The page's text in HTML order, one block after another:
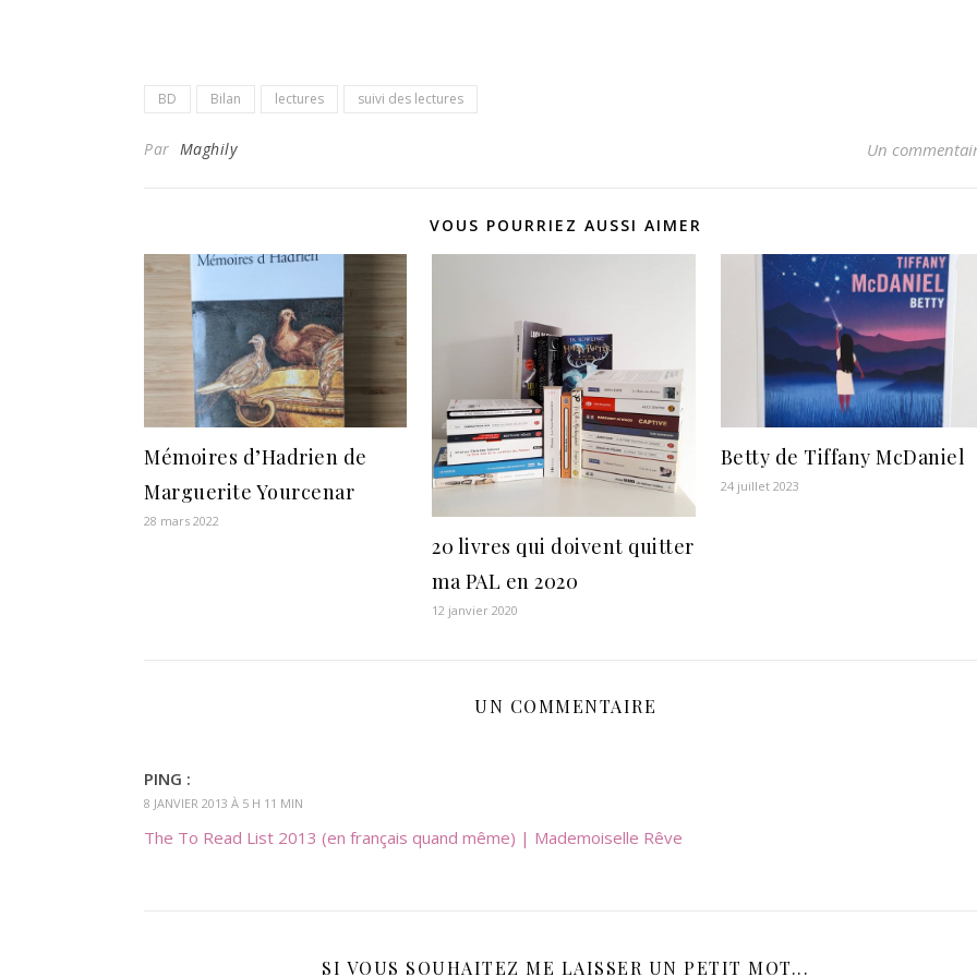
BD Bilan lectures suivi des lectures
Par Maghily Un
VOUS POURRIEZ AUSSI AIMER
Mémoires d’Hadrien de
Marguerite Yourcenar
28 mars 2022
20 livres qui doivent quitter
ma PAL en 2020
12 janvier 2020
Betty de Tiffany McDaniel
24 juillet 2023
UN COMMENTAIRE
PING :
8 JANVIER 2013 À 5 H 11 MIN
The To Read List 2013 (en français quand même) | Mademoiselle Rêve
SI VOUS SOUHAITEZ ME LAISSER UN PETIT MOT...